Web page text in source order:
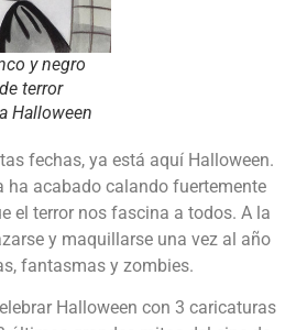
y negro
terror
Halloween
fechas, ya está aquí Halloween.
ha acabado calando fuertemente
el terror nos fascina a todos. A la
y maquillarse una vez al año
fantasmas y zombies.
Halloween con 3 caricaturas